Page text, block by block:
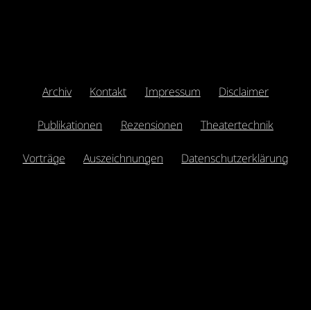
Archiv Kontakt Impressum Disclaimer
Publikationen Rezensionen Theatertechnik
Vorträge Auszeichnungen Datenschutzerklärung